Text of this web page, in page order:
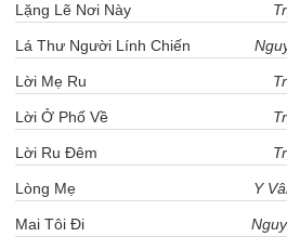
Lặng Lẽ Nơi Này
Lá Thư Người Lính Chiến
Lời Mẹ Ru
Lời Ở Phố Về
Lời Ru Đêm
Lòng Mẹ Y
Mai Tôi Đi